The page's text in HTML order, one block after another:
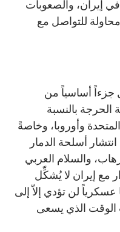
إيران، والصعوبات
للتواصل مع
جزءاً أساسياً من
الحرجة بالنسبة
وأوروبا، وخاصةً
أسلحة الدمار
والسلام العربي
مع إيران لا يُشكِّل
عسكرياً لن تؤدي إلاّ إلى
الوقت الذي يسعى